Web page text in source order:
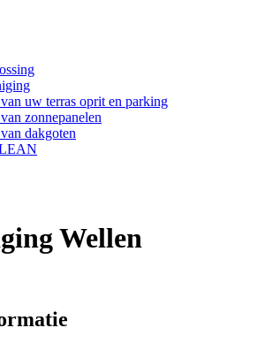
uw terras oprit en parking
zonnepanelen
dakgoten
Wellen